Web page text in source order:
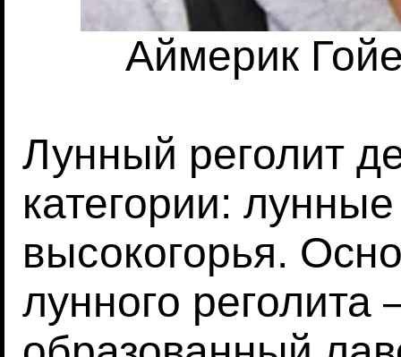
Аймерик
Лунный реголит
категории:
высокогорья.
лунного реголита